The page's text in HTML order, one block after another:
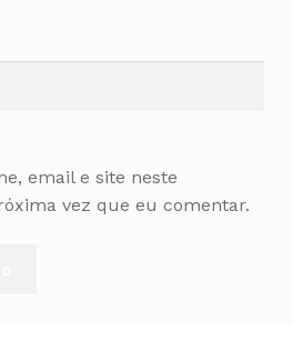
email e site neste
vez que eu comentar.